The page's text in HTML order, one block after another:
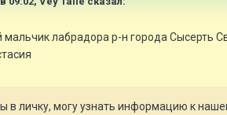
мальчик лабрадора р-н города Сысерть
в личку, могу узнать информацию к